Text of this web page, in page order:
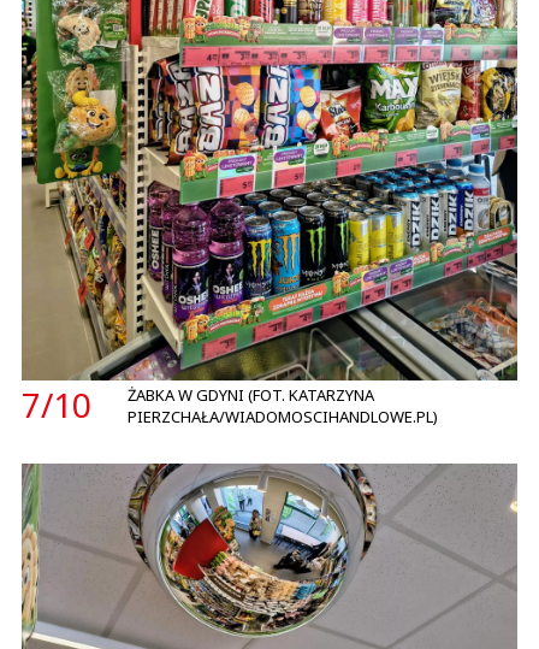
7/10
ŻABKA W GDYNI (FOT. KATARZYNA
PIERZCHAŁA/WIADOMOSCIHANDLOWE.PL)